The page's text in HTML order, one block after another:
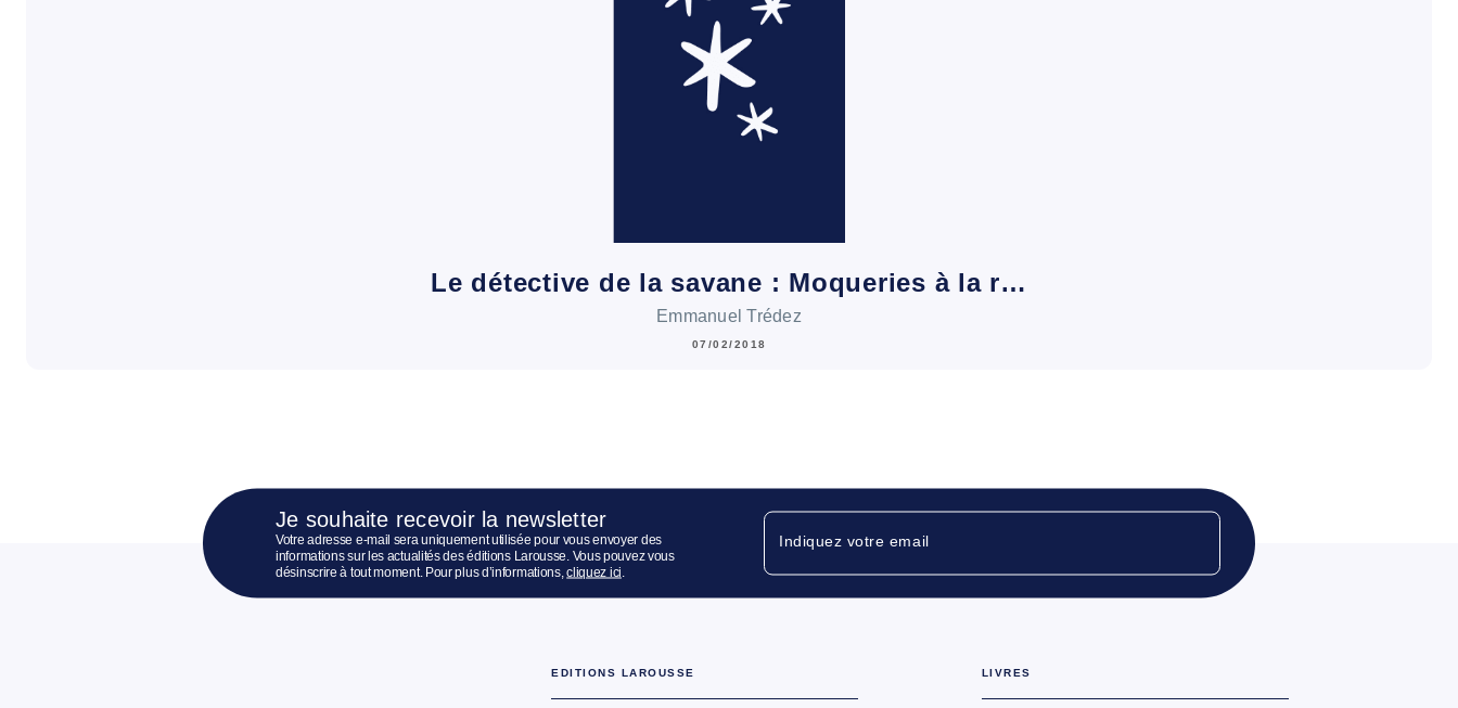
Le détective de la savane : Moqueries à la r…
Emmanuel Trédez
07/02/2018
Je souhaite recevoir la newsletter
Votre adresse e-mail sera uniquement utilisée pour vous envoyer des
informations sur les actualités des éditions Larousse. Vous pouvez vous
désinscrire à tout moment. Pour plus d’informations,cliquez ici
Indiquez votre email
EDITIONS LAROUSSE LIVRES